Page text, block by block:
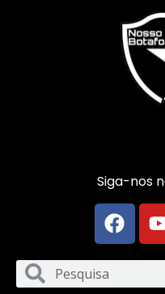
Siga-nos